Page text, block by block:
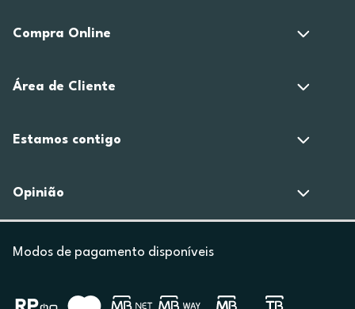
Compra Online
Área de Cliente
Estamos contigo
Opinião
Modos de pagamento disponíveis